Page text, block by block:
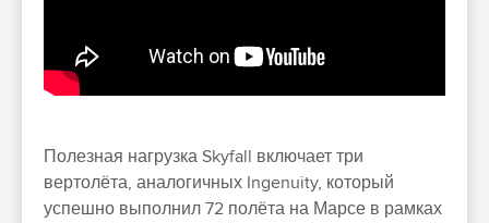
Полезная нагрузка Skyfall включает три
вертолёта, аналогичных Ingenuity, который
успешно выполнил 72 полёта на Марсе в рамках